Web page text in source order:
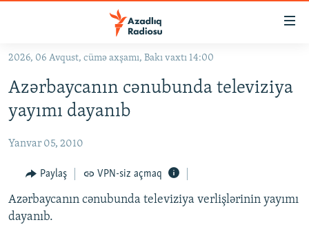
Əsas
qayıt
Əsas
naviqasiyaya
qayıt
KORRUPSIOMETR
#ƏSLINDƏ
FƏRQƏ BAX
QANUNI DOĞRU
ARAŞDIRMA
2026, 06 Avqust, cümə axşamı, Bakı vaxtı 14:00
Azərbaycanın cənubunda televiziya
yayımı dayanıb
Yanvar 05, 2010
Paylaş VPN-siz açmaq
Azərbaycanın cənubunda televiziya verlişlərinin yayımı
dayanıb.